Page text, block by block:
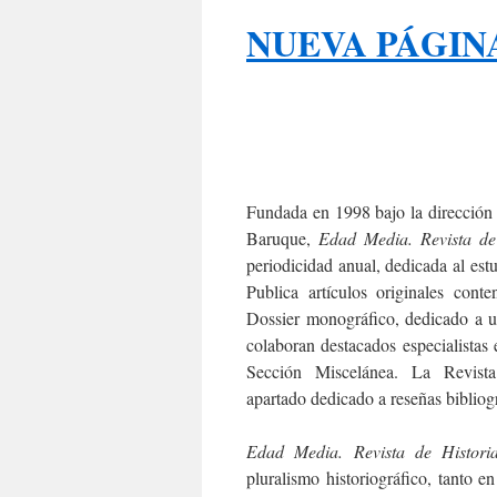
NUEVA
Fundada en 1998 bajo la
Baruque, Edad Media. Revista
periodicidad anual, dedicada al
Publica artículos originales
Dossier monográfico, dedicado a
colaboran destacados
Sección Miscelánea. La
apartado dedicado a reseñas
Edad Media. Revista de
pluralismo historiográfico, tanto